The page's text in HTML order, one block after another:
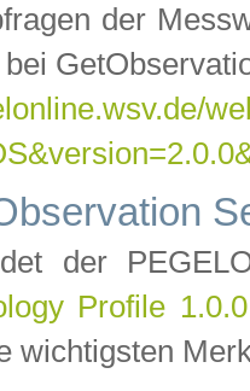
der
der
Profile
wichtigsten